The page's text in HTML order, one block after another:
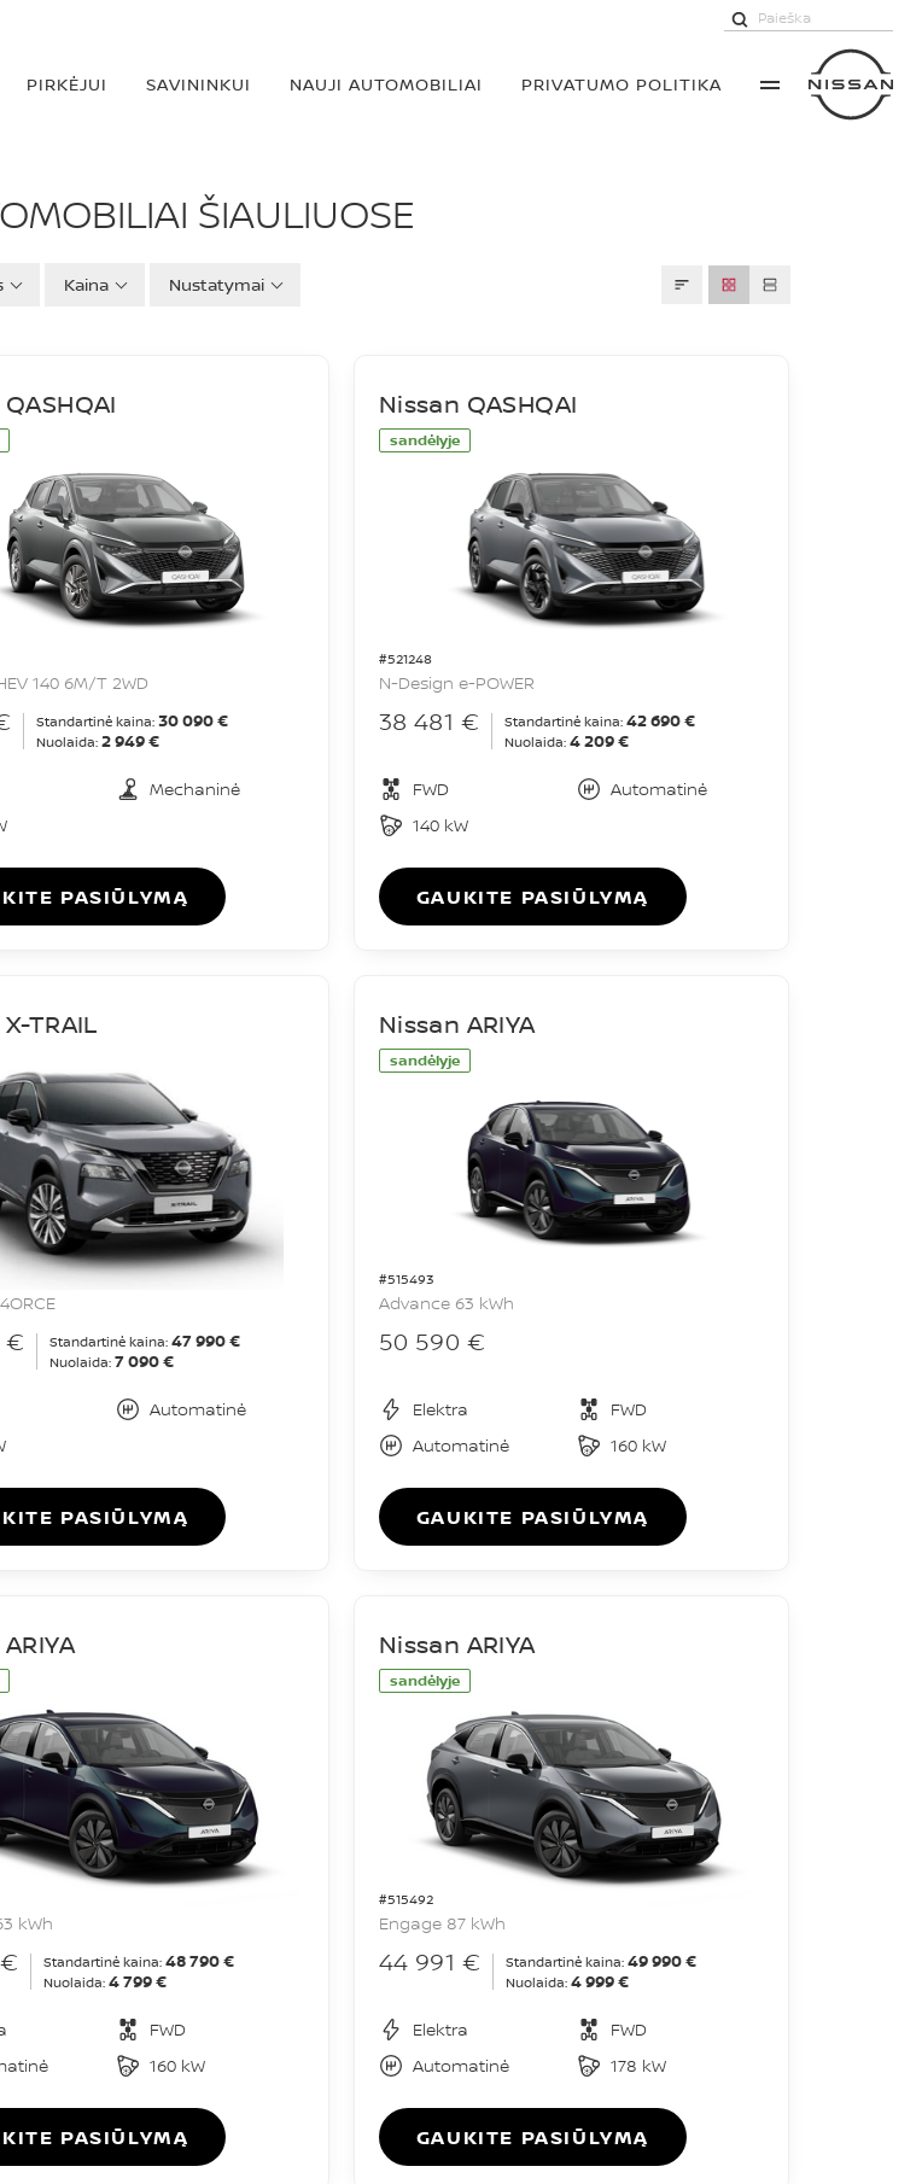
PIRKĖJUI SAVININKUI NAUJI AUTOMOBILIAI PRIVATUMO POLITIKA
ŠIAULIUOSE
Kaina Nustatymai
140 6M/T 2WD
Standartinė kaina: 30 090 €
Nuolaida: 2 949 €
Mechaninė
PASIŪLYMĄ
sandėlyje
#521248
Nissan QASHQAI
N-Design e-POWER
38 481 € Standartinė kaina: 42 690 €
Nuolaida: 4 209 €
FWD
Automatinė
140 kW
GAUKITE PASIŪLYMĄ
TRAIL
€ Standartinė kaina: 47 990 €
Nuolaida: 7 090 €
Automatinė
PASIŪLYMĄ
sandėlyje
#515493
Nissan ARIYA
Advance 63 kWh
50 590 €
Elektra
FWD
Automatinė
160 kW
GAUKITE PASIŪLYMĄ
kWh
Standartinė kaina: 48 790 €
Nuolaida: 4 799 €
FWD
160 kW
PASIŪLYMĄ
sandėlyje
#515492
Nissan ARIYA
Engage 87 kWh
44 991 € Standartinė kaina: 49 990 €
Nuolaida: 4 999 €
Elektra
FWD
Automatinė
178 kW
GAUKITE PASIŪLYMĄ